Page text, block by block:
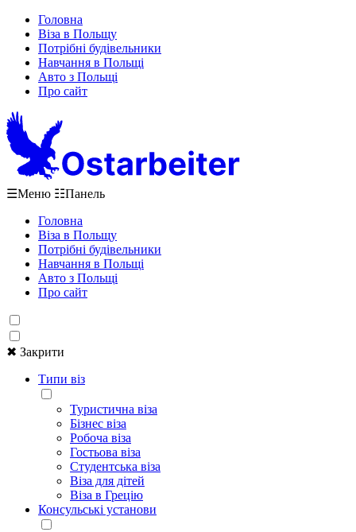
Головна
Віза в Польщу
Потрібні будівельники
Навчання в Польщі
Авто з Польщі
Про сайт
☰Меню ☷Панель
Головна
Віза в Польщу
Потрібні будівельники
Навчання в Польщі
Авто з Польщі
Про сайт
✖ Закрити
Типи віз
Туристична віза
Бізнес віза
Робоча віза
Гостьова віза
Студентська віза
Віза для дітей
Віза в Грецію
Консульські установи